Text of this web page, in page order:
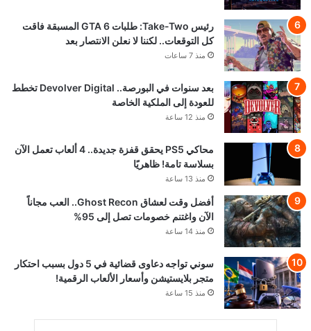
رئيس Take-Two: طلبات GTA 6 المسبقة فاقت
كل التوقعات.. لكننا لا نعلن الانتصار بعد
منذ 7 ساعات
بعد سنوات في البورصة.. Devolver Digital تخطط
للعودة إلى الملكية الخاصة
منذ 12 ساعة
محاكي PS5 يحقق قفزة جديدة.. 4 ألعاب تعمل الآن
بسلاسة تامة! ظاهريًا
منذ 13 ساعة
أفضل وقت لعشاق Ghost Recon.. العب مجاناً
الآن واغتنم خصومات تصل إلى 95%
منذ 14 ساعة
سوني تواجه دعاوى قضائية في 5 دول بسبب احتكار
متجر بلايستيشن وأسعار الألعاب الرقمية!
منذ 15 ساعة